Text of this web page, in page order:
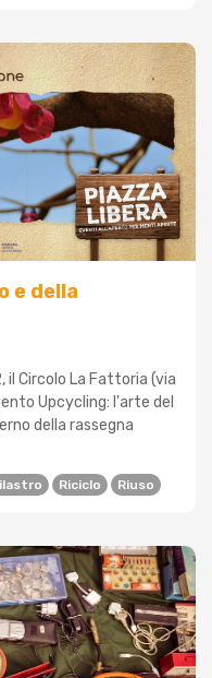
e della
il Circolo La Fattoria (via
Upcycling: l'arte del
della rassegna
Riciclo Riuso